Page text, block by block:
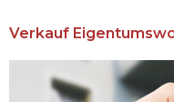
Verkauf